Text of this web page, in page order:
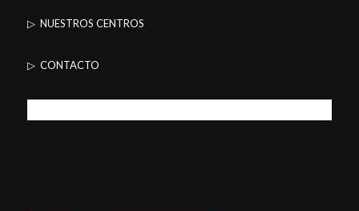
▷ NUESTROS CENTROS
▷ CONTACTO